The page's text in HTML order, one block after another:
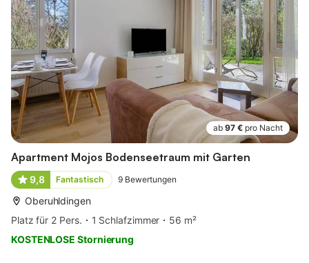
ab 97 € pro Nacht
Apartment Mojos Bodenseetraum mit Garten
9,8 Fantastisch 9 Bewertungen
Oberuhldingen
Platz für 2 Pers.
1 Schlafzimmer
56 m²
KOSTENLOSE Stornierung